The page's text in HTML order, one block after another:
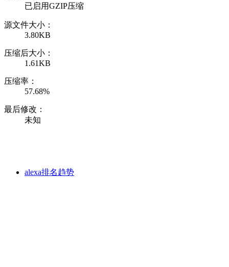
已启用GZIP压缩
源文件大小：
3.80KB
压缩后大小：
1.61KB
压缩率：
57.68%
最后修改：
未知
alexa排名趋势